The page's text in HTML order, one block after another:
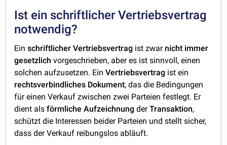
Ist ein schriftlicher Vertriebsvertrag
notwendig?
Einschriftlicher Vertriebsvertrag ist zwar nicht immer
gesetzlich vorgeschrieben, aber es ist sinnvoll, einen
solchen aufzusetzen. EinVertriebsvertrag ist ein
rechtsverbindliches Dokument, das die Bedingungen
für einen Verkauf zwischen zwei Parteien festlegt. Er
dient alsförmliche Aufzeichnung derTransaktion,
schützt die Interessen beider Parteien und stellt sicher,
dass der Verkauf reibungslos abläuft.